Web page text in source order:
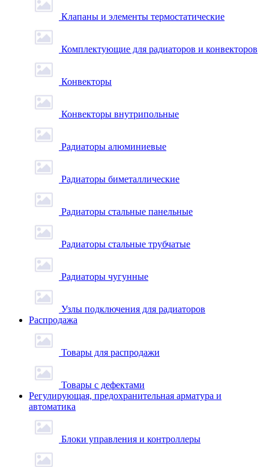
Клапаны и элементы термостатические
Комплектующие для радиаторов и конвекторов
Конвекторы
Конвекторы внутрипольные
Радиаторы алюминиевые
Радиаторы биметаллические
Радиаторы стальные панельные
Радиаторы стальные трубчатые
Радиаторы чугунные
Узлы подключения для радиаторов
Распродажа
Товары для распродажи
Товары с дефектами
Регулирующая, предохранительная арматура и
автоматика
Блоки управления и контроллеры